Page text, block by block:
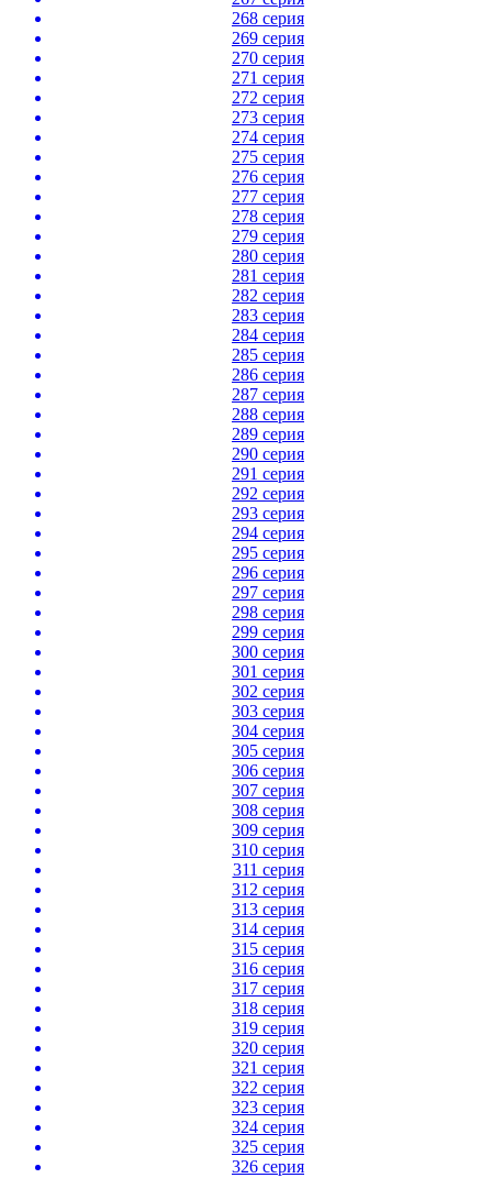
268 серия
269 серия
270 серия
271 серия
272 серия
273 серия
274 серия
275 серия
276 серия
277 серия
278 серия
279 серия
280 серия
281 серия
282 серия
283 серия
284 серия
285 серия
286 серия
287 серия
288 серия
289 серия
290 серия
291 серия
292 серия
293 серия
294 серия
295 серия
296 серия
297 серия
298 серия
299 серия
300 серия
301 серия
302 серия
303 серия
304 серия
305 серия
306 серия
307 серия
308 серия
309 серия
310 серия
311 серия
312 серия
313 серия
314 серия
315 серия
316 серия
317 серия
318 серия
319 серия
320 серия
321 серия
322 серия
323 серия
324 серия
325 серия
326 серия